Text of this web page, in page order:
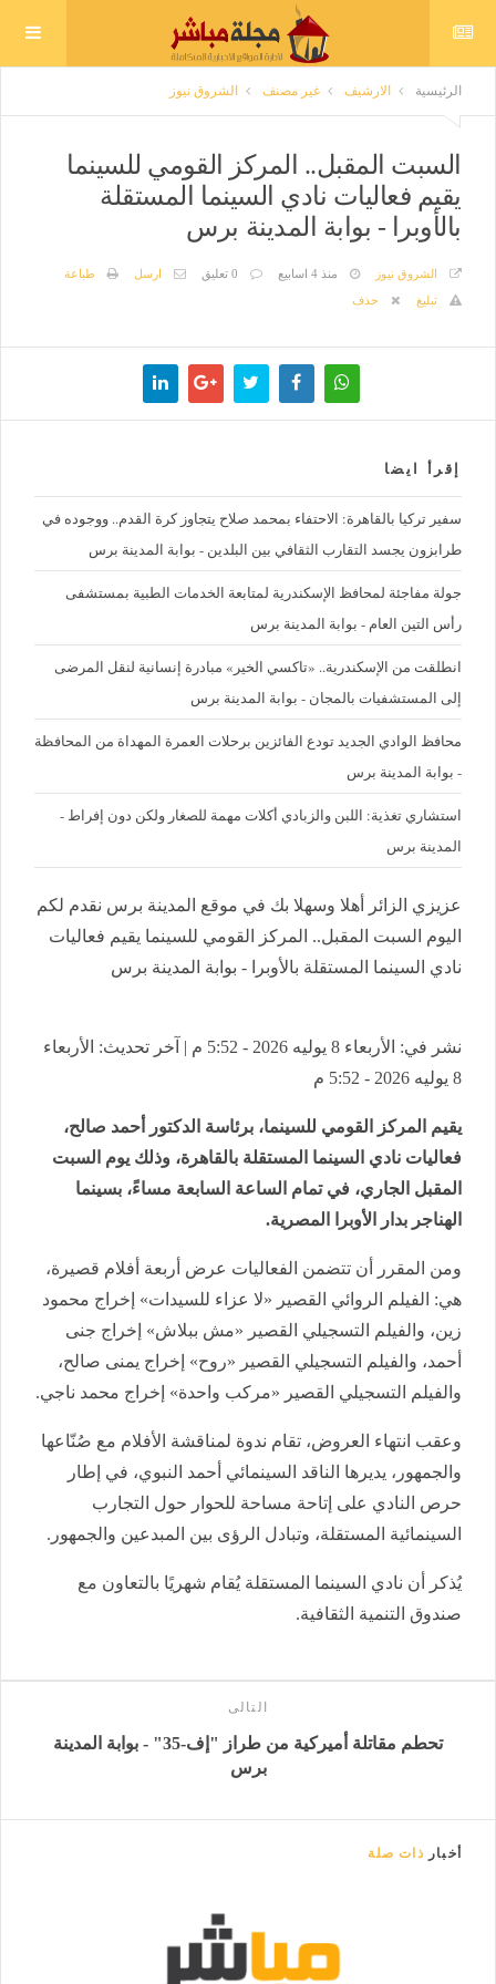
الرئيسية الارشيف غير مصنف الشروق نيوز
السبت المقبل.. المركز القومي للسينما
يقيم فعاليات نادي السينما المستقلة
بالأوبرا - بوابة المدينة برس
الشروق نيوز منذ 4 اسابيع 0 تعليق ارسل
طباعة
تبليغ
حذف
إقرأ ايضا
سفير تركيا بالقاهرة: الاحتفاء بمحمد صلاح يتجاوز كرة القدم.. ووجوده في
طرابزون يجسد التقارب الثقافي بين البلدين - بوابة المدينة برس
جولة مفاجئة لمحافظ الإسكندرية لمتابعة الخدمات الطبية بمستشفى
رأس التين العام - بوابة المدينة برس
انطلقت من الإسكندرية.. «تاكسي الخير» مبادرة إنسانية لنقل المرضى
إلى المستشفيات بالمجان - بوابة المدينة برس
محافظ الوادي الجديد تودع الفائزين برحلات العمرة المهداة من المحافظة
- بوابة المدينة برس
استشاري تغذية: اللبن والزبادي أكلات مهمة للصغار ولكن دون إفراط -
المدينة برس
عزيزي الزائر أهلا وسهلا بك في موقع المدينة برس نقدم لكم
اليوم السبت المقبل.. المركز القومي للسينما يقيم فعاليات
نادي السينما المستقلة بالأوبرا - بوابة المدينة برس
نشر في: الأربعاء 8 يوليه 2026 - 5:52 م | آخر تحديث: الأربعاء
8 يوليه 2026 - 5:52 م
يقيم المركز القومي للسينما، برئاسة الدكتور أحمد صالح،
فعاليات نادي السينما المستقلة بالقاهرة، وذلك يوم السبت
المقبل الجاري، في تمام الساعة السابعة مساءً، بسينما
الهناجر بدار الأوبرا المصرية.
ومن المقرر أن تتضمن الفعاليات عرض أربعة أفلام قصيرة،
هي: الفيلم الروائي القصير «لا عزاء للسيدات» إخراج محمود
زين، والفيلم التسجيلي القصير «مش ببلاش» إخراج جنى
أحمد، والفيلم التسجيلي القصير «روح» إخراج يمنى صالح،
والفيلم التسجيلي القصير «مركب واحدة» إخراج محمد ناجي.
وعقب انتهاء العروض، تقام ندوة لمناقشة الأفلام مع صُنّاعها
والجمهور، يديرها الناقد السينمائي أحمد النبوي، في إطار
حرص النادي على إتاحة مساحة للحوار حول التجارب
السينمائية المستقلة، وتبادل الرؤى بين المبدعين والجمهور.
يُذكر أن نادي السينما المستقلة يُقام شهريًا بالتعاون مع
صندوق التنمية الثقافية.
التالى
تحطم مقاتلة أميركية من طراز "إف-35" - بوابة المدينة
برس
أخبار ذات صلة